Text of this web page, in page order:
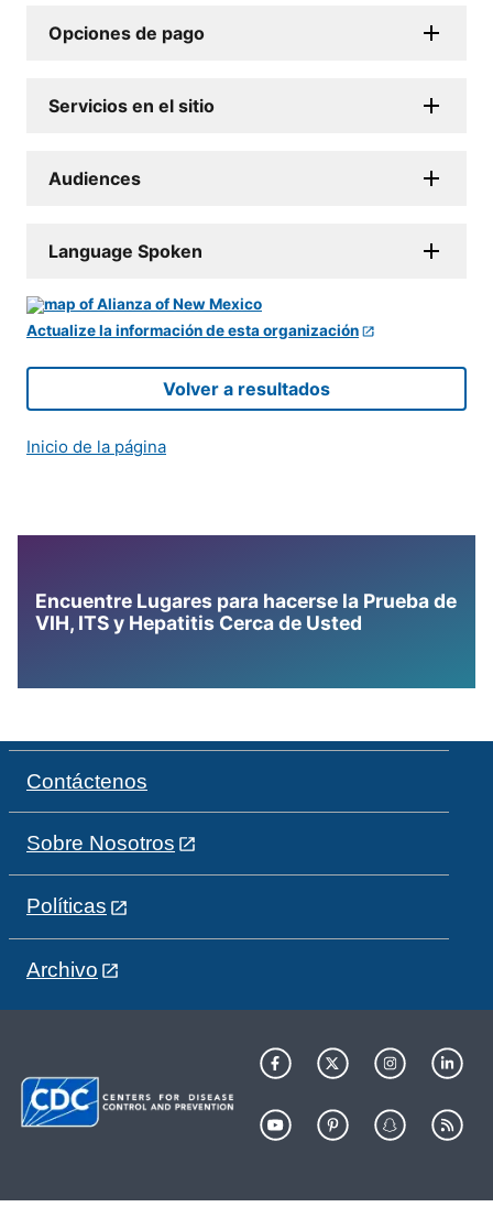
Opciones de pago
Servicios en el sitio
Audiences
Language Spoken
Actualize la información de esta organización
Volver a resultados
Inicio de la página
Encuentre Lugares para hacerse la Prueba de
VIH, ITS y Hepatitis Cerca de Usted
Contáctenos
Sobre Nosotros
Políticas
Archivo